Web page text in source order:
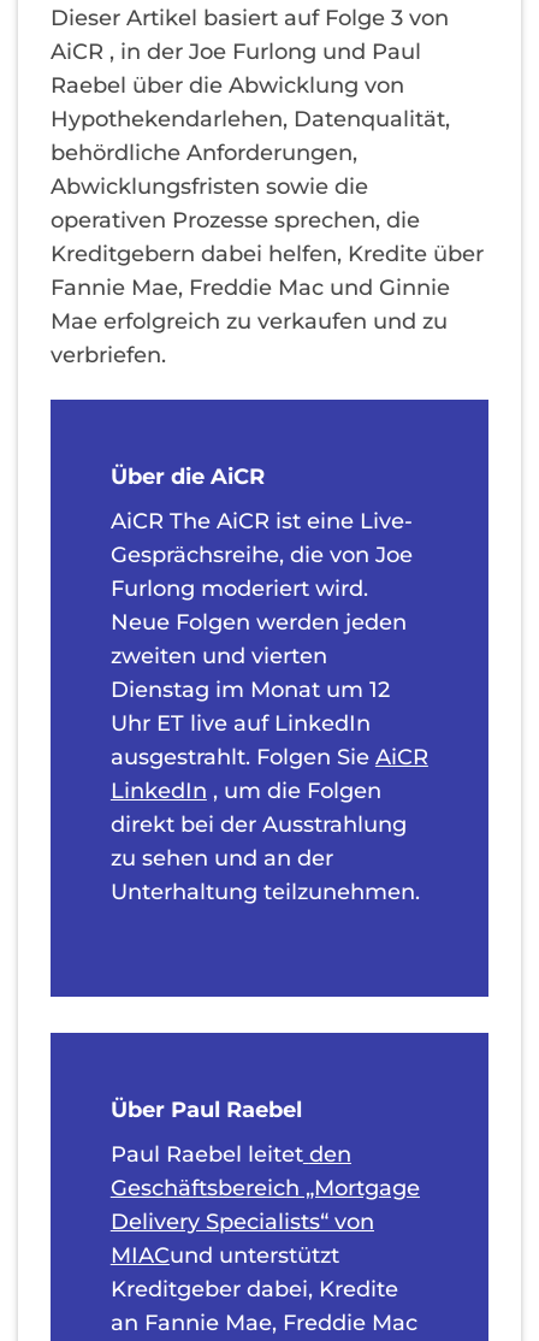
Dieser Artikel basiert auf Folge 3 von
AiCR , in der Joe Furlong und Paul
Raebel über die Abwicklung von
Hypothekendarlehen, Datenqualität,
behördliche Anforderungen,
Abwicklungsfristen sowie die
operativen Prozesse sprechen, die
Kreditgebern dabei helfen, Kredite über
Fannie Mae, Freddie Mac und Ginnie
Mae erfolgreich zu verkaufen und zu
verbriefen.
Über die AiCR
AiCR The AiCR ist eine Live-
Gesprächsreihe, die von Joe
Furlong moderiert wird.
Neue Folgen werden jeden
zweiten und vierten
Dienstag im Monat um 12
Uhr ET live auf LinkedIn
ausgestrahlt. Folgen Sie AiCR
LinkedIn , um die Folgen
direkt bei der Ausstrahlung
zu sehen und an der
Unterhaltung teilzunehmen.
Über Paul Raebel
Paul Raebel leitet den
Geschäftsbereich „Mortgage
Delivery Specialists“ von
MIACund unterstützt
Kreditgeber dabei, Kredite
an Fannie Mae, Freddie Mac